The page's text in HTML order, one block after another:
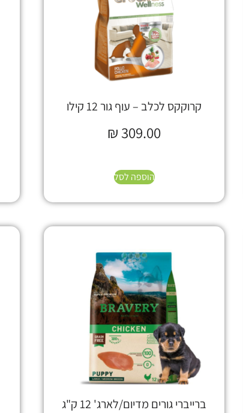
קרוקקס לכלב – עוף גור 12 קילו
₪ 309.00
הוספה לסל
ברייברי גורים מדיום/לארג' 12 ק"ג